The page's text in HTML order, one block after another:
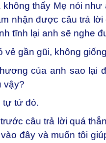
không thấy Mẹ nói
nhận được câu trả
tĩnh lại anh sẽ nghe
vẻ gần gũi, không
của anh sao lại
vậy?
tự tử đó.
câu trả lời quá
đây và muốn tôi